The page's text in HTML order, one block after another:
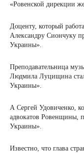
«Ровенской дирекции
Доценту, который
Александру Сиончуку
Украины».
Преподавательница
Людмила Луцищина
Украины».
А Сергей Удовиченко,
адвокатов Ровенщины,
Украины».
Известно, что глава